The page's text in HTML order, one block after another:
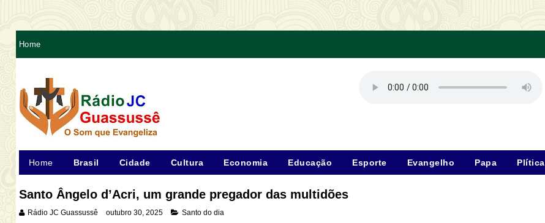
Home
Home Brasil Cidade Cultura Economia Educação Esporte Evangelho Papa Plítica
Santo Ângelo d’Acri, um grande pregador das multidões
Rádio JC Guassussê outubro 30, 2025 Santo do dia